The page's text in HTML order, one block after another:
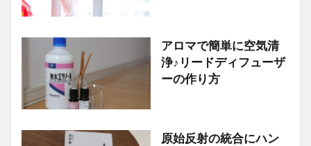
アロマで簡単に空気清
浄♪リードディフューザ
ーの作り方
子育てお役立ち情報
原始反射の統合にハン